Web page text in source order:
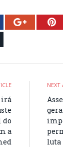
Google+
irá
do
a
NEXT
luta